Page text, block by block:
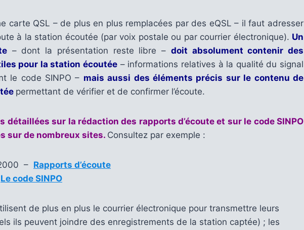
carte QSL – de plus en plus remplacées par des eQSL – il faut adresser
à la station écoutée (par voix postale ou par courrier électronique). Un
– dont la présentation reste libre – doit absolument contenir des
pour la station écoutée – informations relatives à la qualité du signal
le code SINPO – mais aussi des éléments précis sur le contenu de
permettant de vérifier et de confirmer l’écoute.
détaillées sur la rédaction des rapports d’écoute et sur le code SINPO
sur de nombreux sites. Consultez par exemple :
– Rapports d’écoute
Le code SINPO
de plus en plus le courrier électronique pour transmettre leurs
ils peuvent joindre des enregistrements de la station captée) ; les